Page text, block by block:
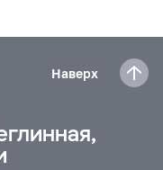
Наверх